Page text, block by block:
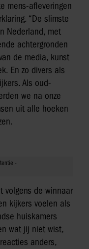
mens-afleveringen
“De slimste
Nederland, met
achtergronden
de media, kunst
En zo divers als
Als oud-
we na onze
uit alle hoeken
volgens de winnaar
kijkers voelen als
huiskamers
wat jij niet wist,
anders,